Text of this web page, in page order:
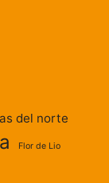
del norte
Flor de Lio